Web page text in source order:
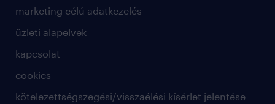
marketing célú adatkezelés
üzleti alapelvek
kapcsolat
cookies
kötelezettségszegési/visszaélési kísérlet jelentése